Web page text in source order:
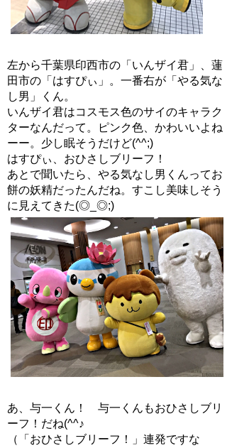
左から千葉県印西市の「いんザイ君」、蓮
田市の「はすぴぃ」。一番右が「やる気な
し男」くん。
いんザイ君はコスモス色のサイのキャラク
ターなんだって。ピンク色、かわいいよね
ーー。少し眠そうだけど(^^;)
はすぴぃ、おひさしブリーフ！
あとで聞いたら、やる気なし男くんってお
餅の妖精だったんだね。すこし美味しそう
に見えてきた(◎_◎;)
あ、与一くん！ 与一くんもおひさしブリ
ーフ！だね(^^♪
（「おひさしブリーフ！」連発ですな